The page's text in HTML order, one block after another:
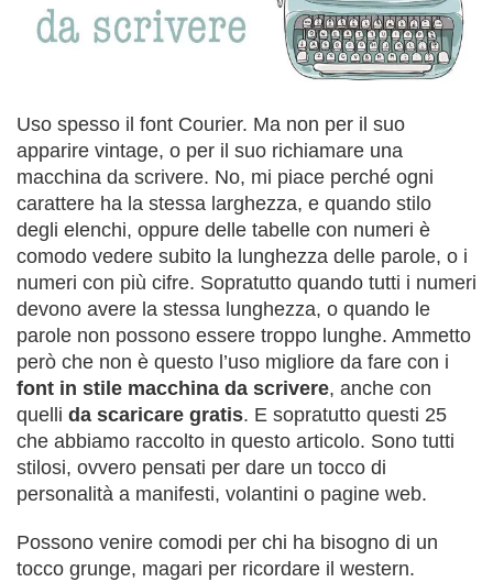
Uso spesso il font Courier. Ma non per il suo
apparire vintage, o per il suo richiamare una
macchina da scrivere. No, mi piace perché ogni
carattere ha la stessa larghezza, e quando stilo
degli elenchi, oppure delle tabelle con numeri è
comodo vedere subito la lunghezza delle parole, o i
numeri con più cifre. Sopratutto quando tutti i numeri
devono avere la stessa lunghezza, o quando le
parole non possono essere troppo lunghe. Ammetto
però che non è questo l’uso migliore da fare con i
font in stile macchina da scrivere, anche con
quelli da scaricare gratis. E sopratutto questi 25
che abbiamo raccolto in questo articolo. Sono tutti
stilosi, ovvero pensati per dare un tocco di
personalità a manifesti, volantini o pagine web.
Possono venire comodi per chi ha bisogno di un
tocco grunge, magari per ricordare il western.